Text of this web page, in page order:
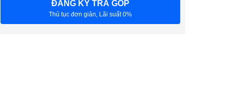
ĐĂNG KÝ TRẢ GÓP
Thủ tục đơn giản, Lãi suất 0%